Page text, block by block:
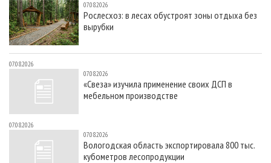
07.08.2026
Рослесхоз: в лесах обустроят зоны отдыха без
вырубки
07.08.2026
07.08.2026
«Свеза» изучила применение своих ДСП в
мебельном производстве
07.08.2026
07.08.2026
Вологодская область экспортировала 800 тыс.
кубометров лесопродукции